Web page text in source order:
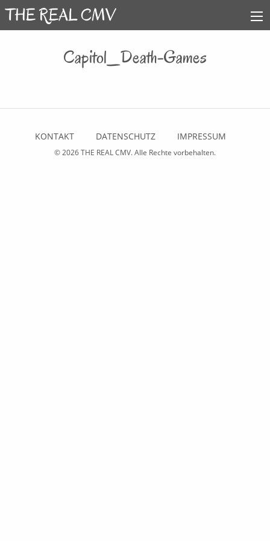
Capitol_Death-Games
KONTAKT DATENSCHUTZ IMPRESSUM
© 2026THE REAL CMV. Alle Rechte vorbehalten.